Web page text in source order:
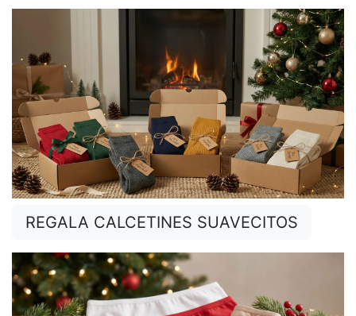
REGALA CALCETINES SUAVECITOS